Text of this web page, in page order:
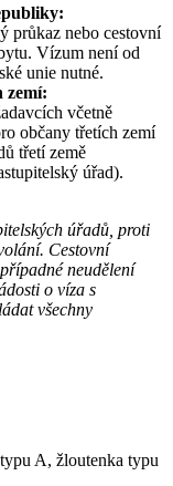
průkaz nebo cestovní
Vízum není od
unie nutné.
zemí:
včetně
občany třetích zemí
třetí země
úřad).
úřadů, proti
Cestovní
neudělení
o víza s
všechny
A, žloutenka typu